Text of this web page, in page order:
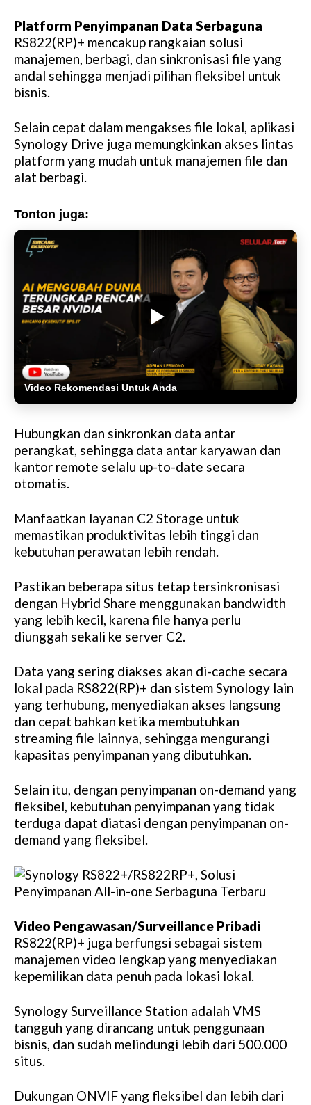
Platform Penyimpanan Data Serbaguna
RS822(RP)+ mencakup rangkaian solusi
manajemen, berbagi, dan sinkronisasi file yang
andal sehingga menjadi pilihan fleksibel untuk
bisnis.
Selain cepat dalam mengakses file lokal, aplikasi
Synology Drive juga memungkinkan akses lintas
platform yang mudah untuk manajemen file dan
alat berbagi.
Tonton juga:
Video Rekomendasi Untuk Anda
Hubungkan dan sinkronkan data antar
perangkat, sehingga data antar karyawan dan
kantor remote selalu up-to-date secara
otomatis.
Manfaatkan layanan C2 Storage untuk
memastikan produktivitas lebih tinggi dan
kebutuhan perawatan lebih rendah.
Pastikan beberapa situs tetap tersinkronisasi
dengan Hybrid Share menggunakan bandwidth
yang lebih kecil, karena file hanya perlu
diunggah sekali ke server C2.
Data yang sering diakses akan di-cache secara
lokal pada RS822(RP)+ dan sistem Synology lain
yang terhubung, menyediakan akses langsung
dan cepat bahkan ketika membutuhkan
streaming file lainnya, sehingga mengurangi
kapasitas penyimpanan yang dibutuhkan.
Selain itu, dengan penyimpanan on-demand yang
fleksibel, kebutuhan penyimpanan yang tidak
terduga dapat diatasi dengan penyimpanan on-
demand yang fleksibel.
Video Pengawasan/Surveillance Pribadi
RS822(RP)+ juga berfungsi sebagai sistem
manajemen video lengkap yang menyediakan
kepemilikan data penuh pada lokasi lokal.
Synology Surveillance Station adalah VMS
tangguh yang dirancang untuk penggunaan
bisnis, dan sudah melindungi lebih dari 500.000
situs.
Dukungan ONVIF yang fleksibel dan lebih dari